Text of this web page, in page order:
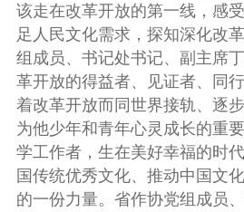
该走在改革开放的第一线，感
足人民文化需求，探知深化改
组成员、书记处书记、副主席
革开放的得益者、见证者、同行
着改革开放而同世界接轨、逐
为他少年和青年心灵成长的重
学工作者，生在美好幸福的时
国传统优秀文化、推动中国文
的一份力量。省作协党组成员